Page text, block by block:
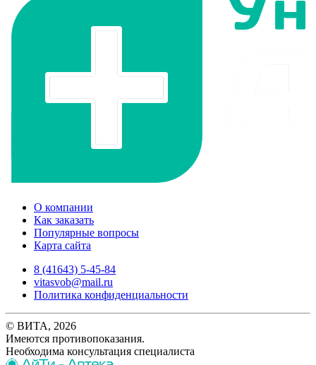
О компании
Как заказать
Популярные вопросы
Карта сайта
8 (41643) 5-45-84
vitasvob@mail.ru
Политика конфиденциальности
© ВИТА, 2026
Имеются противопоказания.
Необходима консультация специалиста